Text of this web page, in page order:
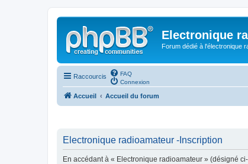
Electronique
Forum dédié à l'électronique
Raccourcis
FAQ
Connexion
Accueil Accueil du forum
Electronique radioamateur -Inscription
En accédant à « Electronique radioamateur » (désigné